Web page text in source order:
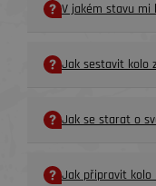
V jakém stavu mi
Jak sestavit kolo
Jak se starat o
Jak připravit kolo